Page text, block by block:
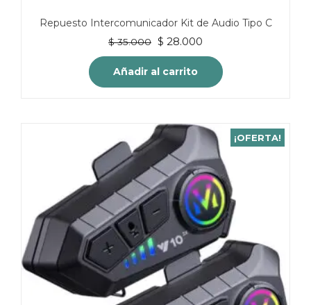
Repuesto Intercomunicador Kit de Audio Tipo C
$35.000 El
precio
original
era:
$ 28.000
precio
actual
es:
Añadir al carrito
¡OFERTA!